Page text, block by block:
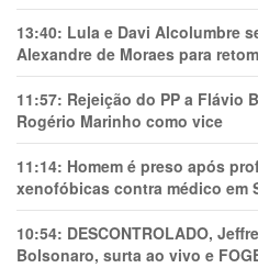
13:40: Lula e Davi Alcolumbre
Alexandre de Moraes para
11:57: Rejeição do PP a Flávio
Rogério Marinho como vice
11:14: Homem é preso após
xenofóbicas contra médico em
10:54: DESCONTROLADO,
Bolsonaro, surta ao vivo e